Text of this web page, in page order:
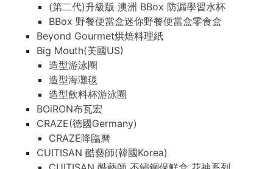
(第二代)升級版 澳洲 BBox 防漏學習水杯
BBox 野餐便當盒迷你野餐便當盒零食盒
Beyond Gourmet烘焙料理紙
Big Mouth(美國US)
造型游泳圈
造型海灘毯
造型飲料杯游泳圈
BOiRON布瓦宏
CRAZE(德國Germany)
CRAZE降臨曆
CUITISAN 酷藝師(韓國Korea)